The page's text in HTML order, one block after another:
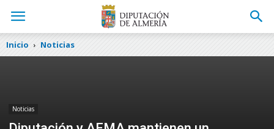
Inicio Noticias
Noticias